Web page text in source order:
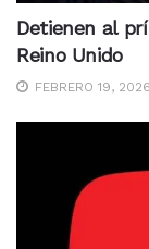
Detienen al
Reino Unido
FEBRERO 19, 2026